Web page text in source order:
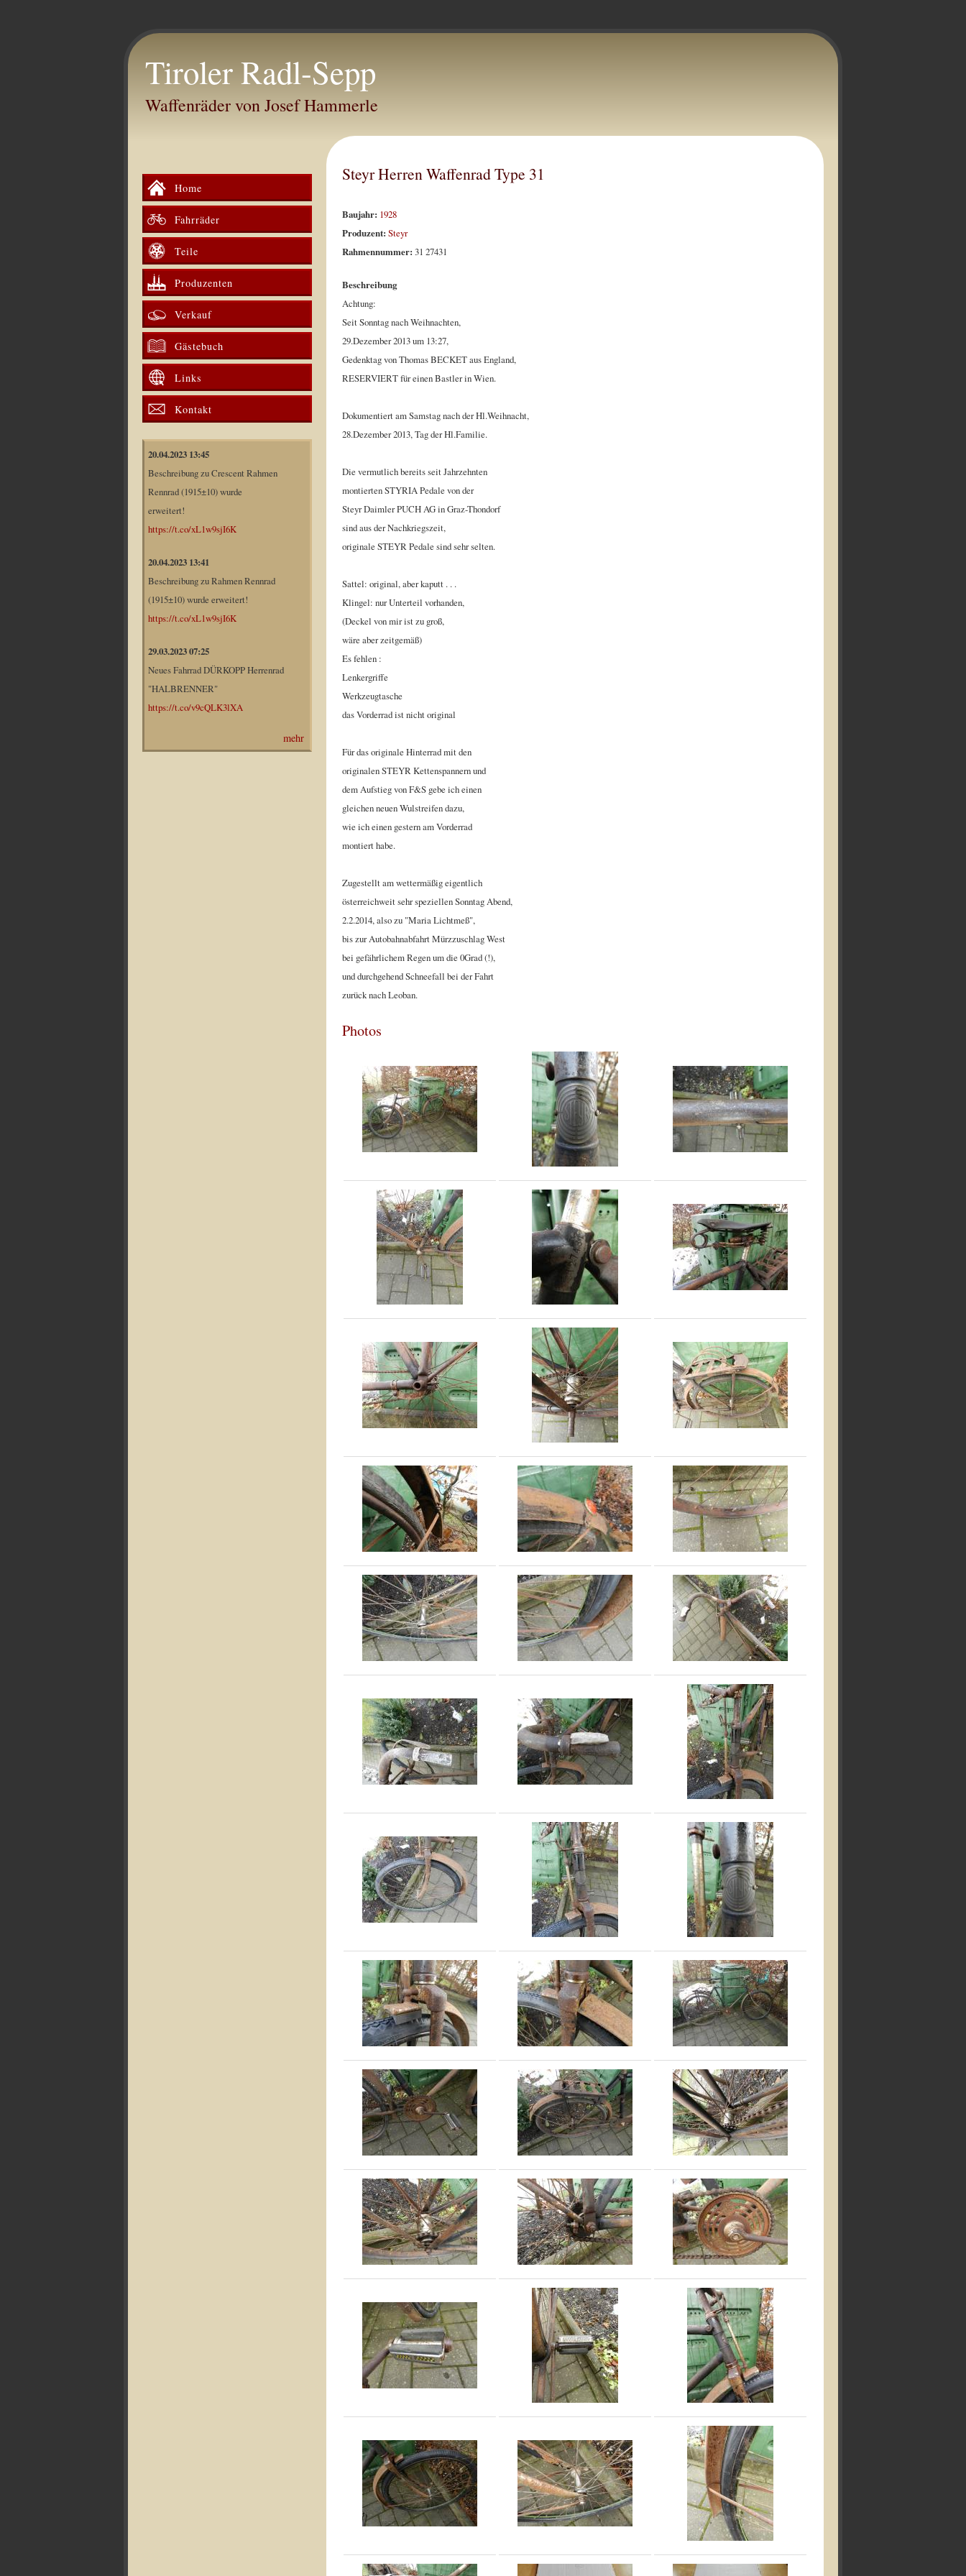
Tiroler Radl-Sepp
Waffenräder von Josef Hammerle
Home
Fahrräder
Teile
Produzenten
Verkauf
Gästebuch
Links
Kontakt
20.04.2023 13:45
Beschreibung zu Crescent Rahmen
Rennrad (1915±10) wurde
erweitert!
https://t.co/xL1w9sjI6K
20.04.2023 13:41
Beschreibung zu Rahmen Rennrad
(1915±10) wurde erweitert!
https://t.co/xL1w9sjI6K
29.03.2023 07:25
Neues Fahrrad DÜRKOPP Herrenrad
"HALBRENNER"
https://t.co/v9cQLK3lXA
mehr
Steyr Herren Waffenrad Type 31
Baujahr: 1928
Produzent: Steyr
Rahmennummer: 31 27431
Beschreibung
Achtung:
Seit Sonntag nach Weihnachten,
29.Dezember 2013 um 13:27,
Gedenktag von Thomas BECKET aus England,
RESERVIERT für einen Bastler in Wien.
Dokumentiert am Samstag nach der Hl.Weihnacht,
28.Dezember 2013, Tag der Hl.Familie.
Die vermutlich bereits seit Jahrzehnten
montierten STYRIA Pedale von der
Steyr Daimler PUCH AG in Graz-Thondorf
sind aus der Nachkriegszeit,
originale STEYR Pedale sind sehr selten.
Sattel: original, aber kaputt . . .
Klingel: nur Unterteil vorhanden,
(Deckel von mir ist zu groß,
wäre aber zeitgemäß)
Es fehlen :
Lenkergriffe
Werkzeugtasche
das Vorderrad ist nicht original
Für das originale Hinterrad mit den
originalen STEYR Kettenspannern und
dem Aufstieg von F&S gebe ich einen
gleichen neuen Wulstreifen dazu,
wie ich einen gestern am Vorderrad
montiert habe.
Zugestellt am wettermäßig eigentlich
österreichweit sehr speziellen Sonntag Abend,
2.2.2014, also zu "Maria Lichtmeß",
bis zur Autobahnabfahrt Mürzzuschlag West
bei gefährlichem Regen um die 0Grad (!),
und durchgehend Schneefall bei der Fahrt
zurück nach Leoban.
Photos